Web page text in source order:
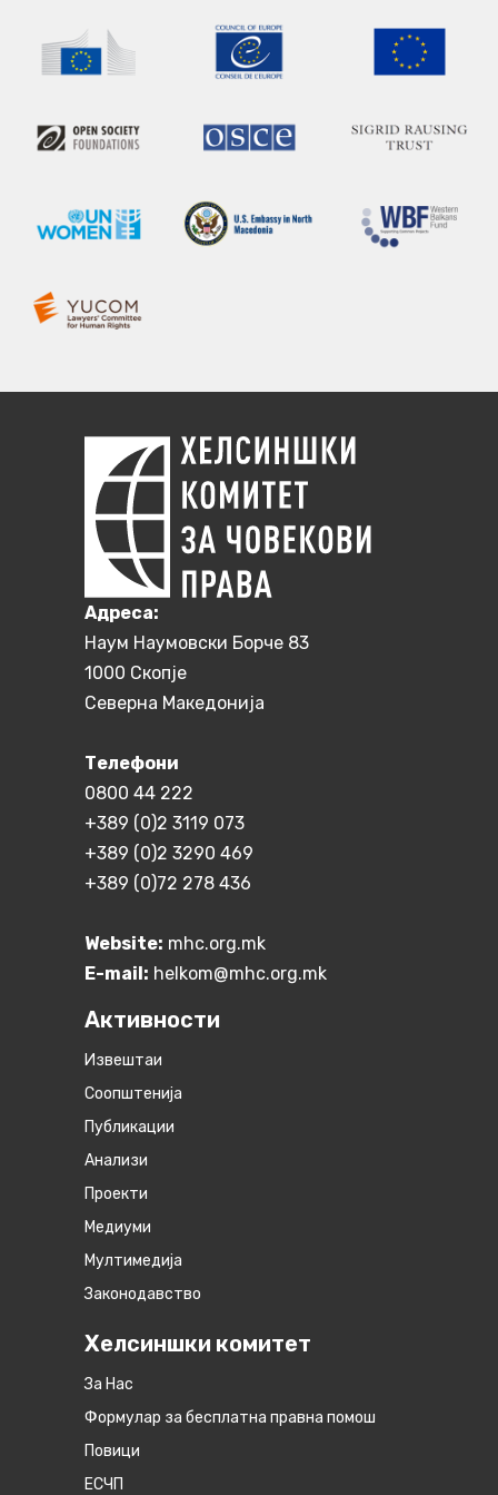
Aдреса:
Наум Наумовски Борче 83
1000 Скопје
Северна Македонија
Телефони
0800 44 222
+389 (0)2 3119 073
+389 (0)2 3290 469
+389 (0)72 278 436
Website: mhc.org.mk
E-mail: helkom@mhc.org.mk
Активности
Извештаи
Соопштенија
Публикации
Анализи
Проекти
Медиуми
Мултимедија
Законодавство
Хелсиншки комитет
За Нас
Формулар за бесплатна правна помош
Повици
ЕСЧП